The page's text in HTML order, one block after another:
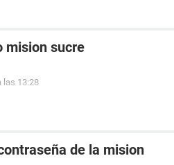
mision sucre
las 13:28
de la mision